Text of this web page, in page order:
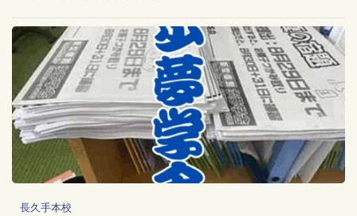
長久手本校